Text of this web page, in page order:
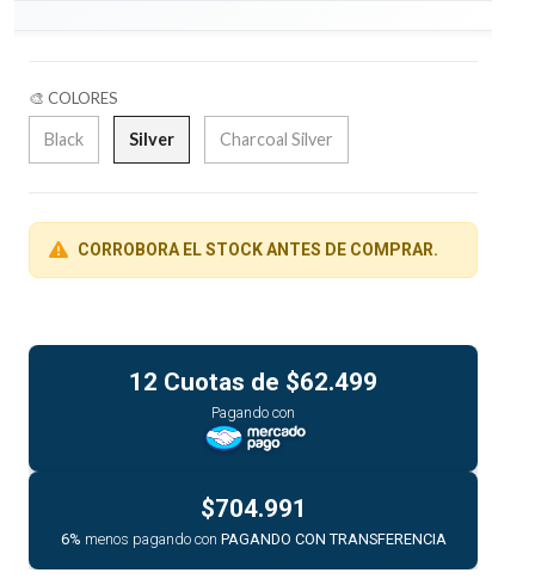
🎨 COLORES
Black Silver Charcoal Silver
CORROBORA EL STOCK ANTES DE COMPRAR.
12 Cuotas de $62.499
Pagando con
$704.991
6% menos pagando con PAGANDO CON TRANSFERENCIA